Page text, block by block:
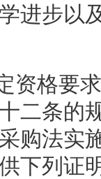
进步以
资格要
二条的
购法实
下列证